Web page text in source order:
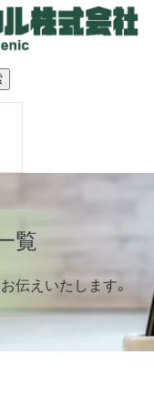
覧
伝えいたします。